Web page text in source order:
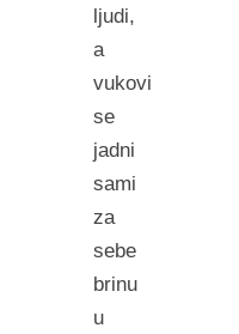
ljudi,
a
vukovi
se
jadni
sami
za
sebe
brinu
u